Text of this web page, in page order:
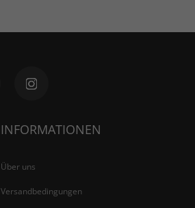
INFORMATIONEN
Über uns
Versandbedingungen